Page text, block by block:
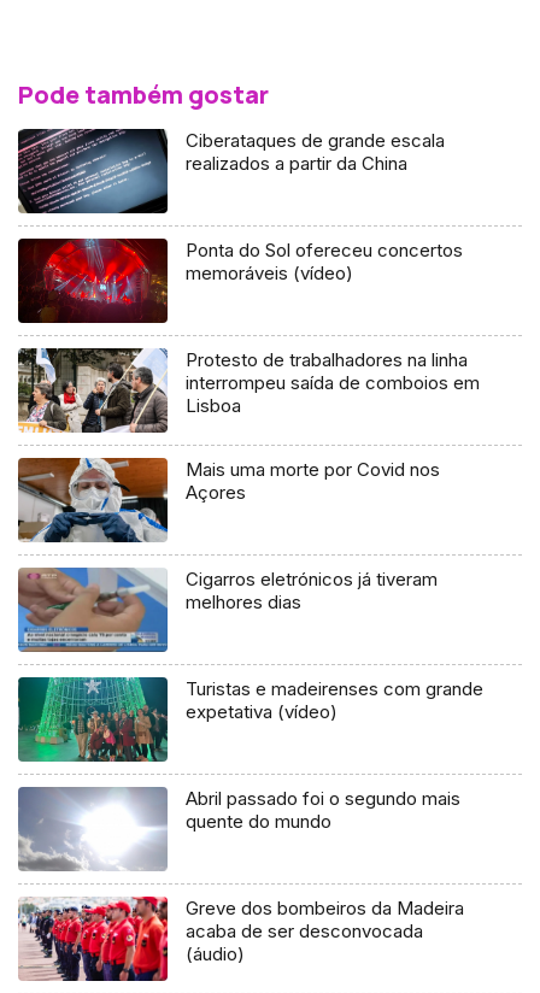
Pode também gostar
Ciberataques de grande escala
realizados a partir da China
Ponta do Sol ofereceu concertos
memoráveis (vídeo)
Protesto de trabalhadores na linha
interrompeu saída de comboios em
Lisboa
Mais uma morte por Covid nos
Açores
Cigarros eletrónicos já tiveram
melhores dias
Turistas e madeirenses com grande
expetativa (vídeo)
Abril passado foi o segundo mais
quente do mundo
Greve dos bombeiros da Madeira
acaba de ser desconvocada
(áudio)